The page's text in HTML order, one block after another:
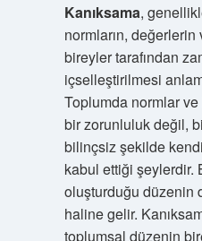
Kanıksama,
normların, değerlerin
bireyler tarafından
içselleştirilmesi
Toplumda normlar
bir zorunluluk değil,
bilinçsiz şekilde
kabul ettiği şeylerdir.
oluşturduğu düzenin
haline gelir.
toplumsal düzenin